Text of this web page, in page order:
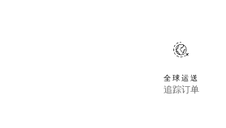
全球运送
追踪订单